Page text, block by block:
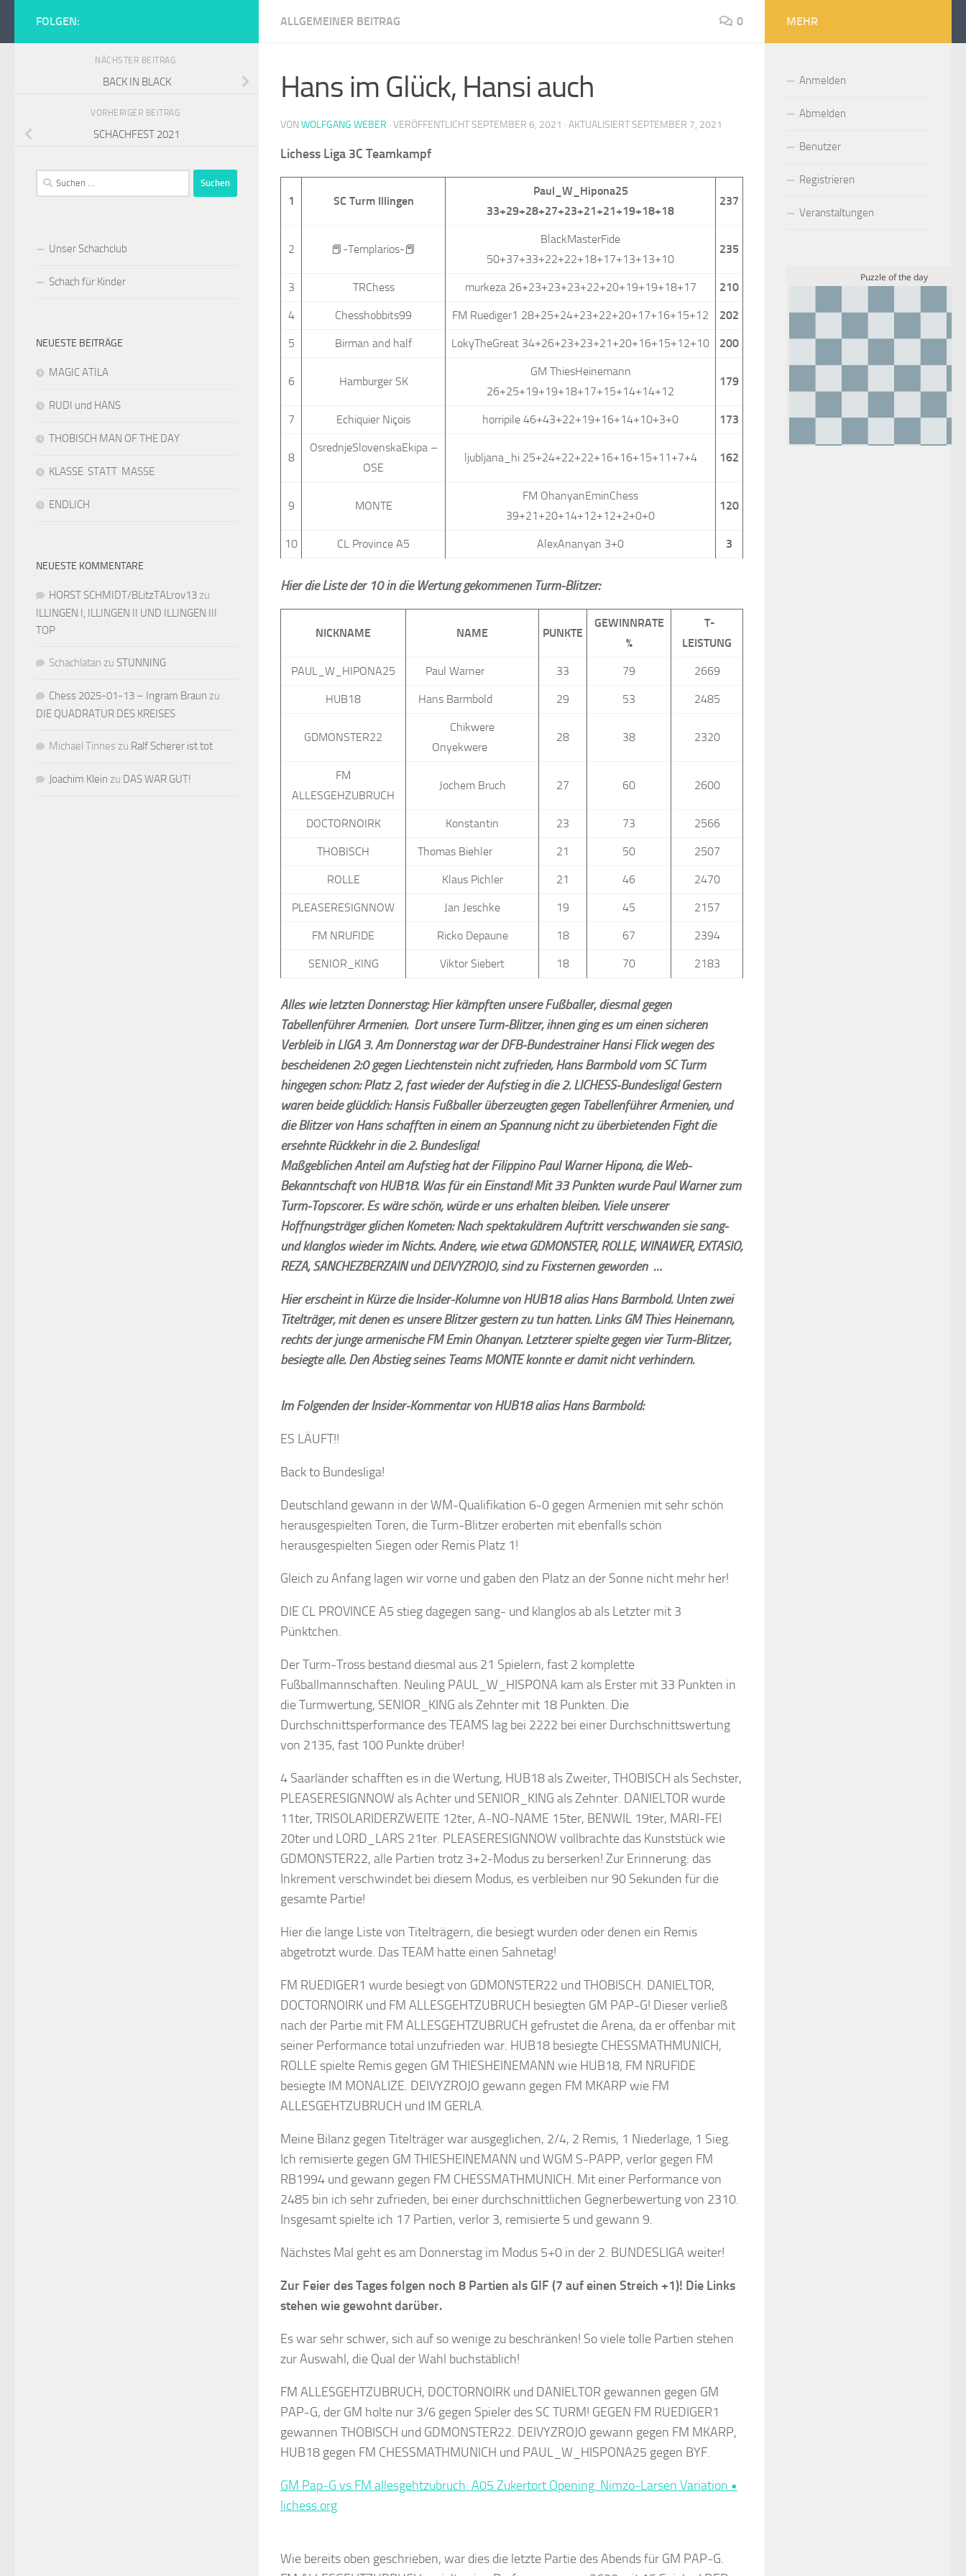
Zum Inhalt springen
Schachclub Turm Illingen
ALLGEMEINER BEITRAG 0
Hans im Glück, Hansi auch
VON WOLFGANG WEBER · VERÖFFENTLICHTSEPTEMBER 6, 2021 · AKTUALISIERTSEPTEMBER 7, 2021
Lichess Liga 3C Teamkampf
1 SC Turm Illingen
Paul_W_Hipona25
33+29+28+27+23+21+21+19+18+18
237
2 📕-Templarios-📕
BlackMasterFide
50+37+33+22+22+18+17+13+13+10
235
3 TRChess murkeza 26+23+23+23+22+20+19+19+18+17 210
4 Chesshobbits99 FM Ruediger1 28+25+24+23+22+20+17+16+15+12 202
5 Birman and half LokyTheGreat 34+26+23+23+21+20+16+15+12+10 200
6 Hamburger SK
GM ThiesHeinemann
26+25+19+19+18+17+15+14+14+12
179
7 Echiquier Niçois horripile 46+43+22+19+16+14+10+3+0 173
8
OsrednjeSlovenskaEkipa –
OSE
ljubljana_hi 25+24+22+22+16+16+15+11+7+4 162
9 MONTE
FM OhanyanEminChess
39+21+20+14+12+12+2+0+0
120
10 CL Province A5 AlexAnanyan 3+0 3
Hier die Liste der 10 in die Wertung gekommenen Turm-Blitzer:
NICKNAME NAME PUNKTE
GEWINNRATE
%
T-
LEISTUNG
PAUL_W_HIPONA25 Paul Warner 33 79 2669
HUB18 Hans Barmbold 29 53 2485
GDMONSTER22
Chikwere
Onyekwere
28 38 2320
FM
ALLESGEHZUBRUCH
Jochem Bruch 27 60 2600
DOCTORNOIRK Konstantin 23 73 2566
THOBISCH Thomas Biehler 21 50 2507
ROLLE Klaus Pichler 21 46 2470
PLEASERESIGNNOW Jan Jeschke 19 45 2157
FM NRUFIDE Ricko Depaune 18 67 2394
SENIOR_KING Viktor Siebert 18 70 2183
Alles wie letzten Donnerstag: Hier kämpften unsere Fußballer, diesmal gegen
Tabellenführer Armenien. Dort unsere Turm-Blitzer, ihnen ging es um einen sicheren
Verbleib in LIGA 3. Am Donnerstag war der DFB-Bundestrainer Hansi Flick wegen des
bescheidenen 2:0 gegen Liechtenstein nicht zufrieden, Hans Barmbold vom SC Turm
hingegen schon: Platz 2, fast wieder der Aufstieg in die 2. LICHESS-Bundesliga! Gestern
waren beide glücklich: Hansis Fußballer überzeugten gegen Tabellenführer Armenien, und
die Blitzer von Hans schafften in einem an Spannung nicht zu überbietenden Fight die
ersehnte Rückkehr in die 2. Bundesliga!
Maßgeblichen Anteil am Aufstieg hat der Filippino Paul Warner Hipona, die Web-
Bekanntschaft von HUB18. Was für ein Einstand! Mit 33 Punkten wurde Paul Warner zum
Turm-Topscorer. Es wäre schön, würde er uns erhalten bleiben. Viele unserer
Hoffnungsträger glichen Kometen: Nach spektakulärem Auftritt verschwanden sie sang-
und klanglos wieder im Nichts. Andere, wie etwa GDMONSTER, ROLLE, WINAWER, EXTASIO,
REZA, SANCHEZBERZAIN und DEIVYZROJO, sind zu Fixsternen geworden …
Hier erscheint in Kürze die Insider-Kolumne von HUB18 alias Hans Barmbold. Unten zwei
Titelträger, mit denen es unsere Blitzer gestern zu tun hatten. Links GM Thies Heinemann,
rechts der junge armenische FM Emin Ohanyan. Letzterer spielte gegen vier Turm-Blitzer,
besiegte alle. Den Abstieg seines Teams MONTE konnte er damit nicht verhindern.
Im Folgenden der Insider-Kommentar von HUB18 alias Hans Barmbold:
ES LÄUFT!!
Back to Bundesliga!
Deutschland gewann in der WM-Qualifikation 6-0 gegen Armenien mit sehr schön
herausgespielten Toren, die Turm-Blitzer eroberten mit ebenfalls schön
herausgespielten Siegen oder Remis Platz 1!
Gleich zu Anfang lagen wir vorne und gaben den Platz an der Sonne nicht mehr her!
DIE CL PROVINCE A5 stieg dagegen sang- und klanglos ab als Letzter mit 3
Pünktchen.
Der Turm-Tross bestand diesmal aus 21 Spielern, fast 2 komplette
Fußballmannschaften. Neuling PAUL_W_HISPONA kam als Erster mit 33 Punkten in
die Turmwertung, SENIOR_KING als Zehnter mit 18 Punkten. Die
Durchschnittsperformance des TEAMS lag bei 2222 bei einer Durchschnittswertung
von 2135, fast 100 Punkte drüber!
4 Saarländer schafften es in die Wertung, HUB18 als Zweiter, THOBISCH als Sechster,
PLEASERESIGNNOW als Achter und SENIOR_KING als Zehnter. DANIELTOR wurde
11ter, TRISOLARIDERZWEITE 12ter, A-NO-NAME 15ter, BENWIL 19ter, MARI-FEI
20ter und LORD_LARS 21ter. PLEASERESIGNNOW vollbrachte das Kunststück wie
GDMONSTER22, alle Partien trotz 3+2-Modus zu berserken! Zur Erinnerung: das
Inkrement verschwindet bei diesem Modus, es verbleiben nur 90 Sekunden für die
gesamte Partie!
Hier die lange Liste von Titelträgern, die besiegt wurden oder denen ein Remis
abgetrotzt wurde. Das TEAM hatte einen Sahnetag!
FM RUEDIGER1 wurde besiegt von GDMONSTER22 und THOBISCH. DANIELTOR,
DOCTORNOIRK und FM ALLESGEHTZUBRUCH besiegten GM PAP-G! Dieser verließ
nach der Partie mit FM ALLESGEHTZUBRUCH gefrustet die Arena, da er offenbar mit
seiner Performance total unzufrieden war. HUB18 besiegte CHESSMATHMUNICH,
ROLLE spielte Remis gegen GM THIESHEINEMANN wie HUB18, FM NRUFIDE
besiegte IM MONALIZE. DEIVYZROJO gewann gegen FM MKARP wie FM
ALLESGEHTZUBRUCH und IM GERLA.
Meine Bilanz gegen Titelträger war ausgeglichen, 2/4, 2 Remis, 1 Niederlage, 1 Sieg.
Ich remisierte gegen GM THIESHEINEMANN und WGM S-PAPP, verlor gegen FM
RB1994 und gewann gegen FM CHESSMATHMUNICH. Mit einer Performance von
2485 bin ich sehr zufrieden, bei einer durchschnittlichen Gegnerbewertung von 2310.
Insgesamt spielte ich 17 Partien, verlor 3, remisierte 5 und gewann 9.
Nächstes Mal geht es am Donnerstag im Modus 5+0 in der 2. BUNDESLIGA weiter!
Zur Feier des Tages folgen noch 8 Partien als GIF (7 auf einen Streich +1)! Die Links
stehen wie gewohnt darüber.
Es war sehr schwer, sich auf so wenige zu beschränken! So viele tolle Partien stehen
zur Auswahl, die Qual der Wahl buchstäblich!
FM ALLESGEHTZUBRUCH, DOCTORNOIRK und DANIELTOR gewannen gegen GM
PAP-G, der GM holte nur 3/6 gegen Spieler des SC TURM! GEGEN FM RUEDIGER1
gewannen THOBISCH und GDMONSTER22. DEIVYZROJO gewann gegen FM MKARP,
HUB18 gegen FM CHESSMATHMUNICH und PAUL_W_HISPONA25 gegen BYF.
GM Pap-G vs FM allesgehtzubruch: A05 Zukertort Opening: Nimzo-Larsen Variation •
lichess.org
Wie bereits oben geschrieben, war dies die letzte Partie des Abends für GM PAP-G.
FOLGEN:
NÄCHSTER BEITRAG
BACK IN BLACK
VORHERIGER BEITRAG
SCHACHFEST 2021
Suchen
nach:
Unser Schachclub
Schach für Kinder
NEUESTE BEITRÄGE
MAGIC ATILA
RUDI und HANS
THOBISCH MAN OF THE DAY
KLASSE STATT MASSE
ENDLICH
NEUESTE KOMMENTARE
HORST SCHMIDT/BLitzTALrov13zu
ILLINGEN I, ILLINGEN II UND ILLINGEN III
TOP
Schachlatan zu STUNNING
Chess 2025-01-13 – Ingram Braun zu
DIE QUADRATUR DES KREISES
Michael Tinnes zu Ralf Scherer ist tot
Joachim Klein zu DAS WAR GUT!
MEHR
Anmelden
Abmelden
Benutzer
Registrieren
Veranstaltungen